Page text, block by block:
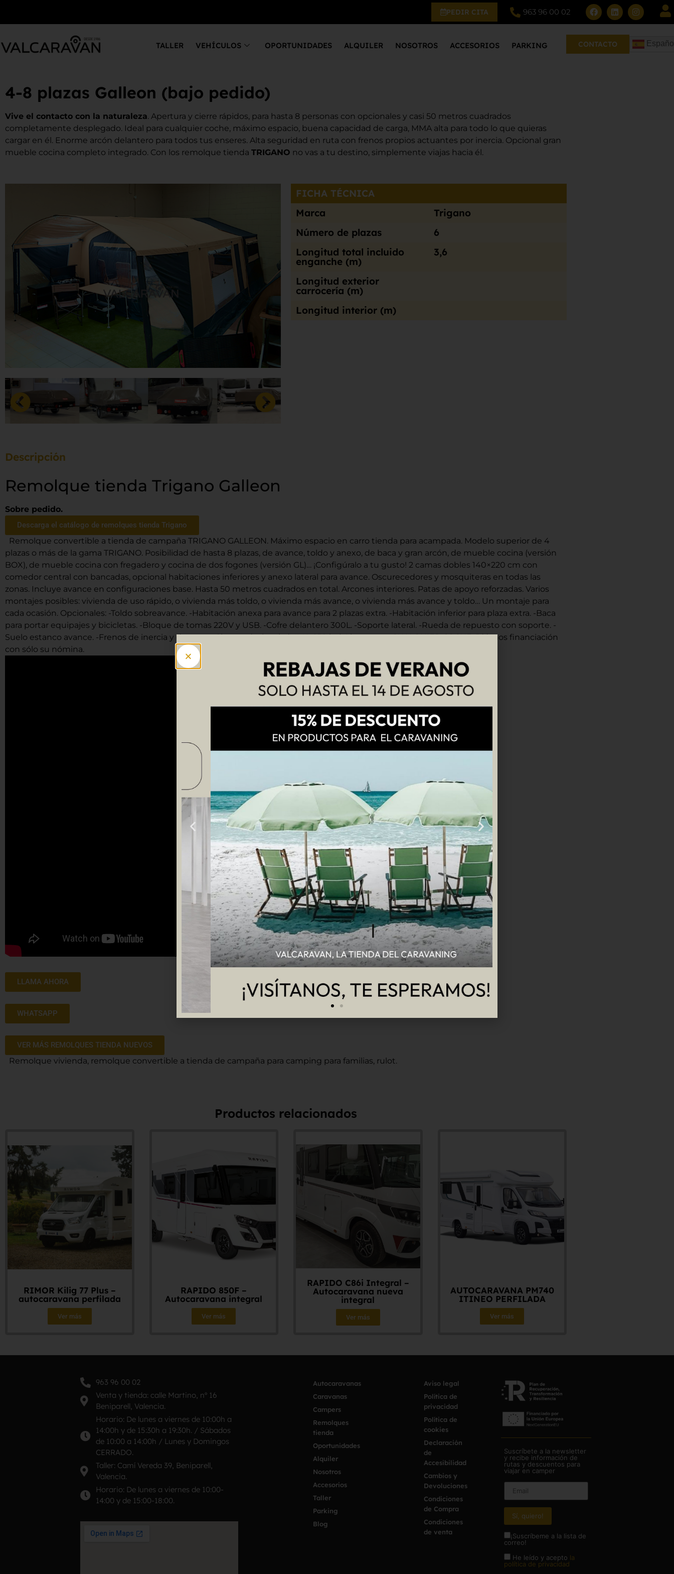
PEDIR CITA 963 96 00 02
TALLER VEHÍCULOS OPORTUNIDADES ALQUILER NOSOTROS ACCESORIOS PARKING CONTACTO
4-8 plazas Galleon (bajo pedido)
Vive el contacto con la naturaleza. Apertura y cierre rápidos, para hasta 8 personas con opcionales y casi 50 metros cuadrados
completamente desplegado. Ideal para cualquier coche, máximo espacio, buena capacidad de carga, MMA alta para todo lo que quieras
cargar en él. Enorme arcón delantero para todos tus enseres. Alta seguridad en ruta con frenos propios actuantes por inercia. Opcional gran
mueble cocina completo integrado. Con los remolque tienda TRIGANO no vas a tu destino, simplemente viajas hacia él.
FICHA TÉCNICA
Marca
Trigano
Número de plazas
6
Longitud total incluido
enganche (m)
3,6
Longitud exterior
carrocería (m)
Longitud interior (m)
Descripción
Remolque tienda Trigano Galleon
Sobre pedido.
Descarga el catálogo de remolques tienda Trigano
Remolque convertible a tienda de campaña TRIGANO GALLEON. Máximo espacio en carro tienda para acampada. Modelo superior de 4
plazas o más de la gama TRIGANO. Posibilidad de hasta 8 plazas, de avance, toldo y anexo, de baca y gran arcón, de mueble cocina (versión
BOX), de mueble cocina con fregadero y cocina de dos fogones (versión GL)… ¡Configúralo a tu gusto! 2 camas dobles 140×220 cm con
comedor central con bancadas, opcional habitaciones inferiores y anexo lateral para avance. Oscurecedores y mosquiteras en todas las
zonas. Incluye avance en configuraciones base. Hasta 50 metros cuadrados en total. Arcones interiores. Patas de apoyo reforzadas. Varios
montajes posibles: vivienda de uso rápido, o vivienda más toldo, o vivienda más avance, o vivienda más avance y toldo… Un montaje para
cada ocasión. Opcionales: -Toldo sobreavance. -Habitación anexa para avance para 2 plazas extra. -Habitación inferior para plaza extra. -Baca
para portar equipajes y bicicletas. -Bloque de tomas 220V y USB. -Cofre delantero 300L. -Soporte lateral. -Rueda de repuesto con soporte. -
Suelo estanco avance. -Frenos de inercia y de mano. Sin matrícula roja (MMA 650 kg). Ligero para CUALQUIER COCHE. Pídanos financiación
con sólo su nómina.
LLAMA AHORA
WHATSAPP
VER MÁS REMOLQUES TIENDA NUEVOS
Remolque vivienda, remolque convertible a tienda de campaña para camping para familias, rulot.
Productos relacionados
RIMOR Kilig 77 Plus –
autocaravana perfilada
Ver más
RAPIDO 850F –
Autocaravana integral
Ver más
RAPIDO C86i Integral –
Autocaravana nueva
integral
Ver más
AUTOCARAVANA PM740
ITINEO PERFILADA
Ver más
963 96 00 02
Venta y tienda: calle Martino, nº 16
Beniparell, Valencia.
Horario: De lunes a viernes de 10:00h a
14:00h y de 15:30h a 19:30h. / Sábados
de 10:00 a 14:00h / Lunes y Domingos
CERRADO.
Taller: Camí Vereda 39, Beniparell,
Valencia.
Horario: De lunes a viernes de 10:00-
14:00 y de 15:00-18:00.
Autocaravanas
Caravanas
Campers
Remolques
tienda
Oportunidades
Alquiler
Nosotros
Accesorios
Taller
Parking
Blog
Aviso legal
Política de
privacidad
Política de
cookies
Declaración
de
Accesibilidad
Cambios y
Devoluciones
Condiciones
de Compra
Condiciones
de venta
Suscríbete a la newsletter
y recibe información de
rutas y descuentos para
viajar en camper
¡Suscríbeme a la lista de
correo!
He leído y acepto la
política de privacidad